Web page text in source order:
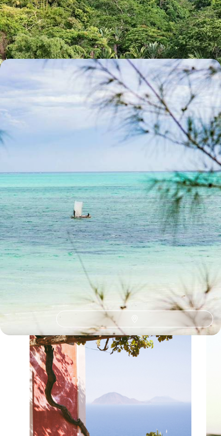
Tananarive, la terre, les lémuriens et leur monde, quatre jours au bord
de l’eau : un voyage au diapason de la Grande Île
16 jours, de 9500 à 11600 $ CA
Madagascar à contre-courant - Grand road-trip à
travers l'Ouest sauvage
À l’écart des grands chemins, aller à la rencontre d’une autre Mada,
dont la nature et les populations vivent sous le sceau d’une
authenticité contemporaine
17 jours, de 11400 à 13800 $ CA
Toutes nos suggestions de voyages à Madagascar (6)
Madagascar selonvos envies
Parce que chaque voyageur est différent